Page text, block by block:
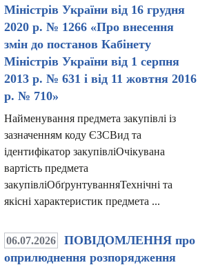
Міністрів України від 16 грудня
2020 р. № 1266 «Про внесення
змін до постанов Кабінету
Міністрів України від 1 серпня
2013 р. № 631 і від 11 жовтня 2016
р. № 710»
Найменування предмета закупівлі із
зазначенням коду ЄЗСВид та
ідентифікатор закупівліОчікувана
вартість предмета
закупівліОбґрунтуванняТехнічні та
якісні характеристик предмета ...
06.07.2026
ПОВІДОМЛЕННЯ про
оприлюднення розпорядження